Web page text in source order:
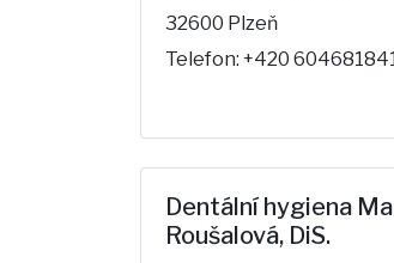
32600 Plzeň
Telefon: +420
Dentální hygiena
Roušalová, DiS.